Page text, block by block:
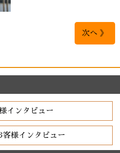
次へ 》
インタビュー
客様インタビュー